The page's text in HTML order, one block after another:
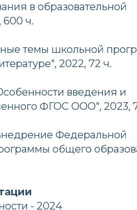
в образовательной
600 ч.
темы школьной
2022, 72 ч.
введения и
ФГОС ООО", 2023,
Федеральной
общего
- 2024